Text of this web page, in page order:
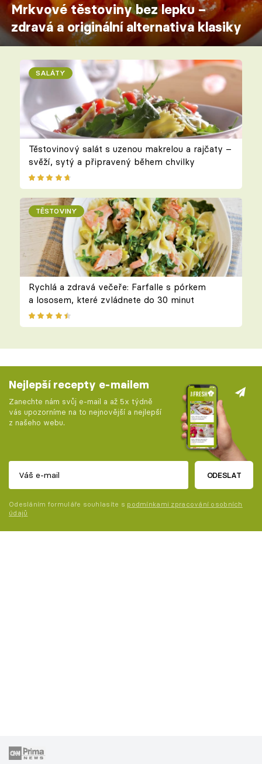
Mrkvové těstoviny bez lepku –
zdravá a originální alternativa klasiky
SALÁTY
Těstovinový salát s uzenou makrelou a rajčaty –
svěží, sytý a připravený během chvilky
TĚSTOVINY
Rychlá a zdravá večeře: Farfalle s pórkem
a lososem, které zvládnete do 30 minut
Nejlepší recepty e-mailem
Zanechte nám svůj e-mail a až 5x týdně
vás upozorníme na to nejnovější a nejlepší
z našeho webu.
ODESLAT
Odesláním formuláře souhlasíte s podmínkami zpracování osobních
údajů